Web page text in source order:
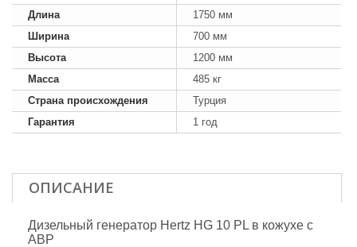
Длина
1750 мм
Ширина
700 мм
Высота
1200 мм
Масса
485 кг
Страна происхождения
Турция
Гарантия
1 год
ОПИСАНИЕ
Дизельный генератор Hertz HG 10 PL в кожухе с
АВР